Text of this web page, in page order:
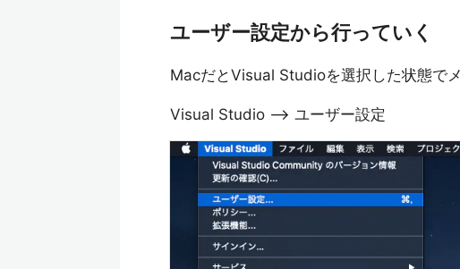
ユーザー設定から行っていく
MacだとVisual Studioを選択した状態で
Visual Studio --> ユーザー設定